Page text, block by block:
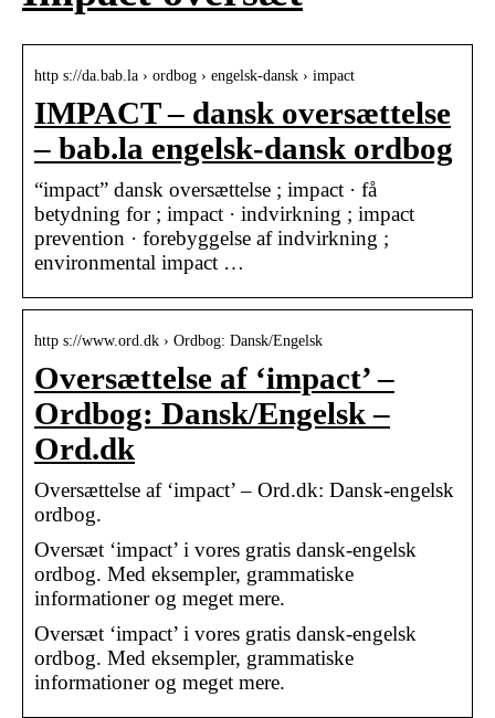
http s://da.bab.la › ordbog › engelsk-dansk › impact
IMPACT – dansk oversættelse
– bab.la engelsk-dansk ordbog
“impact” dansk oversættelse ; impact · få
betydning for ; impact · indvirkning ; impact
prevention · forebyggelse af indvirkning ;
environmental impact …
http s://www.ord.dk › Ordbog: Dansk/Engelsk
Oversættelse af ‘impact’ –
Ordbog: Dansk/Engelsk –
Ord.dk
Oversættelse af ‘impact’ – Ord.dk: Dansk-engelsk
ordbog.
Oversæt ‘impact’ i vores gratis dansk-engelsk
ordbog. Med eksempler, grammatiske
informationer og meget mere.
Oversæt ‘impact’ i vores gratis dansk-engelsk
ordbog. Med eksempler, grammatiske
informationer og meget mere.